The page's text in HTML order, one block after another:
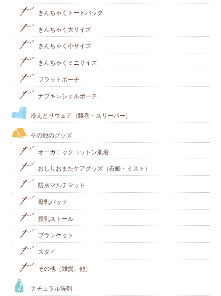
きんちゃくトートバッグ
きんちゃく大サイズ
きんちゃく小サイズ
きんちゃくミニサイズ
フラットポーチ
ナプキンシェルポーチ
冷えとりウェア（腹巻・スリーパー）
その他のグッズ
オーガニックコットン肌着
おしりおまたケアグッズ（石鹸・ミスト）
防水マルチマット
母乳パッド
授乳ストール
ブランケット
スタイ
その他（雑貨、他）
ナチュラル洗剤